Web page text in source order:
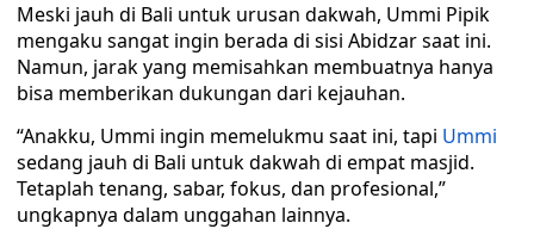
Meski jauh di Bali untuk urusan dakwah, Ummi Pipik
mengaku sangat ingin berada di sisi Abidzar saat ini.
Namun, jarak yang memisahkan membuatnya hanya
bisa memberikan dukungan dari kejauhan.
“Anakku, Ummi ingin memelukmu saat ini, tapi Ummi
sedang jauh di Bali untuk dakwah di empat masjid.
Tetaplah tenang, sabar, fokus, dan profesional,”
ungkapnya dalam unggahan lainnya.